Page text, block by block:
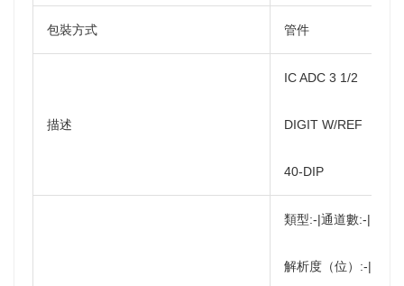
包裝方式 管件
描述
IC ADC 3 1/2
DIGIT W/REF
40-DIP
類型:-|通道數:-|
解析度（位）:-|